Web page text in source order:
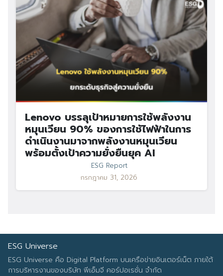
Lenovo บรรลุเป้าหมายการใช้พลังงาน
หมุนเวียน 90% ของการใช้ไฟฟ้าในการ
ดำเนินงานมาจากพลังงานหมุนเวียน
พร้อมตั้งเป้าความยั่งยืนยุค AI
ESG Report
กรกฎาคม 31, 2026
ESG Universe
ESG Universe คือ Digital Platform บนเครือข่ายอินเตอร์เน็ต ภายใต้
การบริหารงานของบริษัท พีเอ็มจี คอร์ปอเรชั่น จำกัด